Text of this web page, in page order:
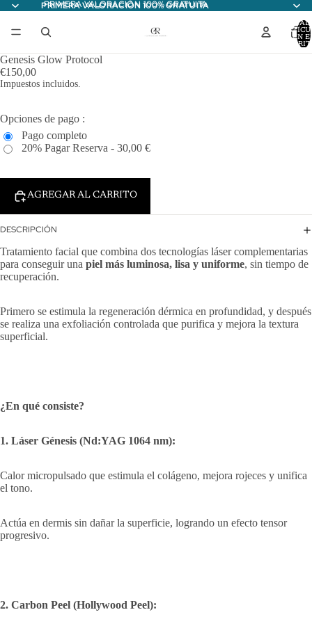
PRIMERA VALORACIÓN 100% GRATUITA
PRIMERA VALORACIÓN 100% GRATUITA
TOTAL
EN
Genesis Glow Protocol
€150,00
Impuestos incluidos.
Opciones de pago :
Pago completo
20% Pagar Reserva - 30,00 €
AGREGAR AL CARRITO
DESCRIPCIÓN
Tratamiento facial que combina dos tecnologías láser complementarias
para conseguir una piel más luminosa, lisa y uniforme, sin tiempo de
recuperación.
Primero se estimula la regeneración dérmica en profundidad, y después
se realiza una exfoliación controlada que purifica y mejora la textura
superficial.
¿En qué consiste?
1. Láser Génesis (Nd:YAG 1064 nm):
Calor micropulsado que estimula el colágeno, mejora rojeces y unifica
el tono.
Actúa en dermis sin dañar la superficie, logrando un efecto tensor
progresivo.
2. Carbon Peel (Hollywood Peel):